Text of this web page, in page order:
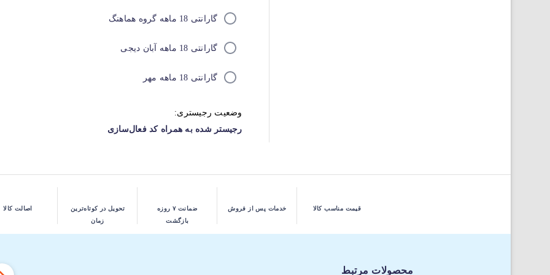
گارانتی 18 ماهه گروه هماهنگ
گارانتی 18 ماهه آبان دیجی
گارانتی 18 ماهه مهر
وضعیت رجیستری:
رجیستر شده به همراه کد فعال‌سازی
قیمت مناسب کالا خدمات پس از فروش
ضمانت ۷ روزه
بازگشت
تحویل در کوتاه‌ترین
زمان
اصالت کالا
محصولات مرتبط